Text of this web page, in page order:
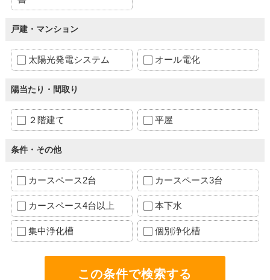
戸建・マンション
太陽光発電システム オール電化
陽当たり・間取り
２階建て 平屋
条件・その他
カースペース2台 カースペース3台
カースペース4台以上 本下水
集中浄化槽 個別浄化槽